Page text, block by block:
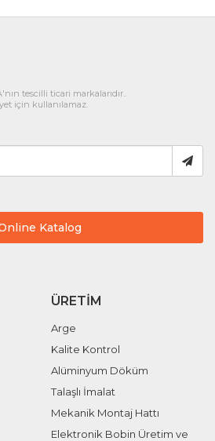
tescilli ticari markalarıdır..
için kullanılamaz.
Katalog
ÜRETIM
Arge
Kalite Kontrol
Alüminyum Döküm
Talaşlı İmalat
Mekanik Montaj Hattı
Elektronik Bobin Üretim ve